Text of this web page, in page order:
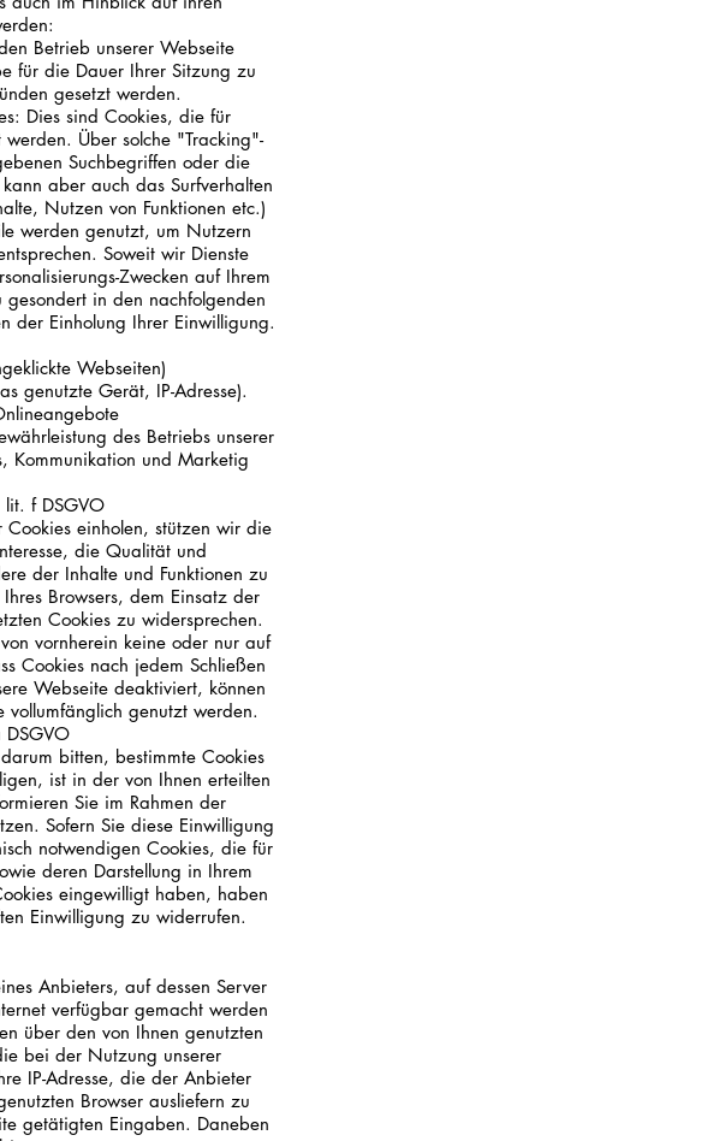
Betrieb unserer Webseite
für die Dauer Ihrer Sitzung zu
gesetzt werden.
Dies sind Cookies, die für
Über solche "Tracking"-
Suchbegriffen oder die
aber auch das Surfverhalten
Nutzen von Funktionen etc.)
werden genutzt, um Nutzern
Soweit wir Dienste
Zwecken auf Ihrem
in den nachfolgenden
der Einholung Ihrer Einwilligung.
Webseiten)
genutzte Gerät, IP-Adresse).
des Betriebs unserer
Kommunikation und Marketig
lit. f DSGVO
einholen, stützen wir die
die Qualität und
der Inhalte und Funktionen zu
Browsers, dem Einsatz der
Cookies zu widersprechen.
vornherein keine oder nur auf
Cookies nach jedem Schließen
Webseite deaktiviert, können
vollumfänglich genutzt werden.
bitten, bestimmte Cookies
ist in der von Ihnen erteilten
Sie im Rahmen der
Sofern Sie diese Einwilligung
notwendigen Cookies, die für
deren Darstellung in Ihrem
eingewilligt haben, haben
Einwilligung zu widerrufen.
Anbieters, auf dessen Server
verfügbar gemacht werden
über den von Ihnen genutzten
bei der Nutzung unserer
IP-Adresse, die der Anbieter
Browser ausliefern zu
getätigten Eingaben. Daneben